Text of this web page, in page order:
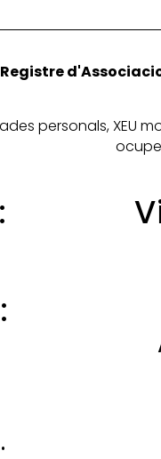
Registre
personals, XEU